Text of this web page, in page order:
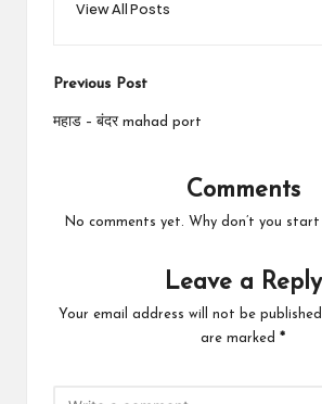
View All Posts
Post
navigation
Previous Post
महाड – बंदर mahad port
Comments
No comments yet. Why don’t you start
Leave a Reply
Your email address will not be
are marked *